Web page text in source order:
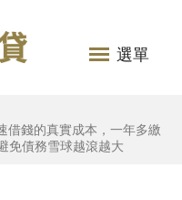
選單
借錢的真實成本，一年多繳
免債務雪球越滾越大